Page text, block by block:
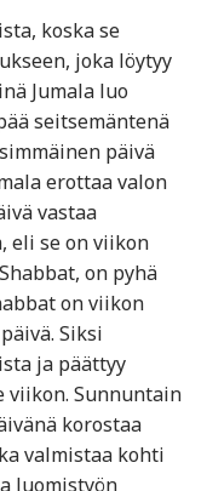
koska se
joka löytyy
Jumala luo
seitsemäntenä
päivä
erottaa valon
vastaa
eli se on viikon
on pyhä
on viikon
Siksi
ja päättyy
viikon. Sunnuntain
korostaa
valmistaa kohti
luomistyön